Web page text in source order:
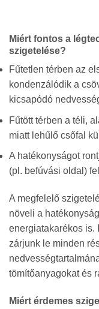
Miért fontos a
szigetelése?
Fűtetlen térben az
kondenzálódik a
kicsapódó
Fűtött térben a téli,
miatt lehűlő csőfal
A hatékonyságot
(pl. befúvási oldal)
A megfelelő
növeli a
energiatakarékos is.
zárjunk le minden
tömítőanyagokat és
Miért érdemes